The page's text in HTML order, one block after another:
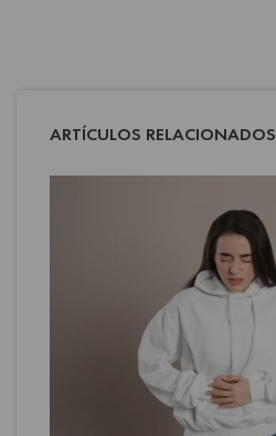
ARTÍCULOS RELACIONADOS